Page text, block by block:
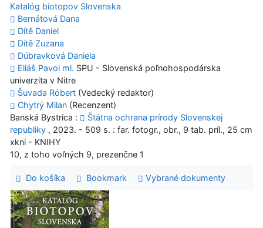
Katalóg biotopov Slovenska
Bernátová Dana
Dítě Daniel
Dítě Zuzana
Dúbravková Daniela
Eliáš Pavol ml. SPU - Slovenská poľnohospodárska
univerzita v Nitre
Šuvada Róbert (Vedecký redaktor)
Chytrý Milan (Recenzent)
Banská Bystrica :
Štátna ochrana prírody Slovenskej
republiky , 2023. - 509 s. : far. fotogr., obr., 9 tab. príl., 25 cm
xkni - KNIHY
10, z toho voľných 9, prezenčne 1
Do košíka Bookmark Vybrané dokumenty